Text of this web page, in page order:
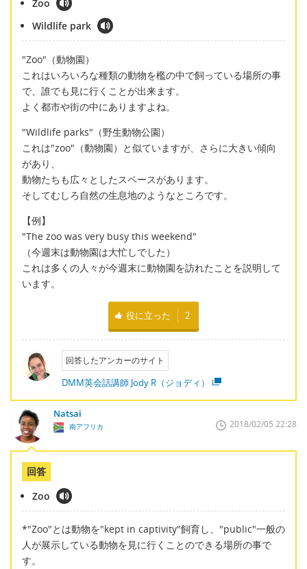
Zoo
Wildlife park
"Zoo"（動物園）
これはいろいろな種類の動物を檻の中で飼っている場所の事
で、誰でも見に行くことが出来ます。
よく都市や街の中にありますよね。
"Wildlife parks"（野生動物公園）
これは"zoo"（動物園）と似ていますが、さらに大きい傾向
があり、
動物たちも広々としたスペースがあります。
そしてむしろ自然の生息地のようなところです。
【例】
"The zoo was very busy this weekend"
（今週末は動物園は大忙しでした）
これは多くの人々が今週末に動物園を訪れたことを説明して
います。
役に立った 2
回答したアンカーのサイト
DMM英会話講師 Jody R（ジョディ）
Natsai
南アフリカ 2018/02/05 22:28
回答
Zoo
*"Zoo"とは動物を"kept in captivity"飼育し、"public"一般の
人が展示している動物を見に行くことのできる場所の事で
す。